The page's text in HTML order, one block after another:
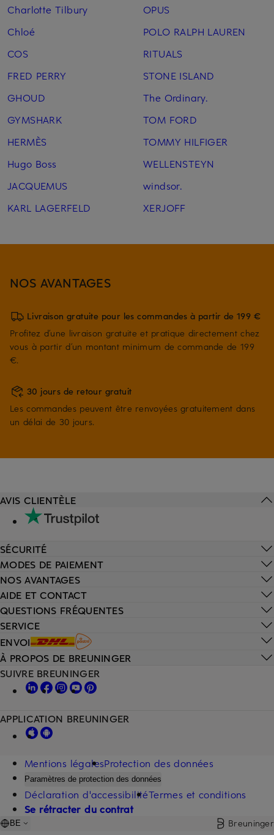
Charlotte Tilbury
Chloé
COS
FRED PERRY
GHOUD
GYMSHARK
HERMÈS
Hugo Boss
JACQUEMUS
KARL LAGERFELD
OPUS
POLO RALPH LAUREN
RITUALS
STONE ISLAND
The Ordinary.
TOM FORD
TOMMY HILFIGER
WELLENSTEYN
windsor.
XERJOFF
NOS AVANTAGES
Livraison gratuite pour les commandes à partir de 199 €
Profitez d’une livraison gratuite et pratique directement chez
vous à partir d’un montant minimum de commande de 199
€.
30 jours de retour gratuit
Les commandes peuvent être renvoyées gratuitement dans
un délai de 30 jours.
AIDE ET CONTACT
QUESTIONS FRÉQUENTES
SERVICE
ENVOI
AVIS CLIENTÈLE
SÉCURITÉ
MODES DE PAIEMENT
NOS AVANTAGES
À PROPOS DE BREUNINGER
SUIVRE BREUNINGER
APPLICATION BREUNINGER
Mentions légalesProtection des données
Paramètres de protection des données
Déclaration d'accessibilitéTermes et conditions
Se rétracter du contrat
BE Breuninger